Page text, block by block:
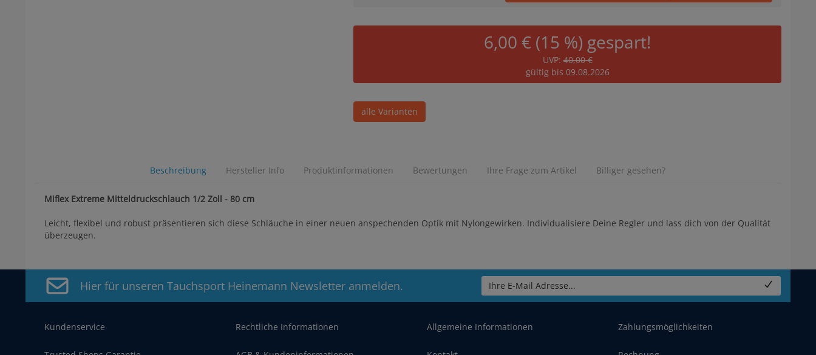
6,00 € (15 %) gespart!
UVP:40,00 €
gültig bis 09.08.2026
alle Varianten
Beschreibung Hersteller Info Produktinformationen Bewertungen Ihre Frage zum Artikel Billiger gesehen?
Miflex Extreme Mitteldruckschlauch 1/2 Zoll - 80 cm
Leicht, flexibel und robust präsentieren sich diese Schläuche in einer neuen anspechenden Optik mit Nylongewirken. Individualisiere Deine Regler und lass dich von der Qualität
überzeugen.
Hier für unseren Tauchsport Heinemann Newsletter anmelden. Ihre E-Mail Adresse...
Kundenservice Rechtliche Informationen Allgemeine Informationen Zahlungsmöglichkeiten